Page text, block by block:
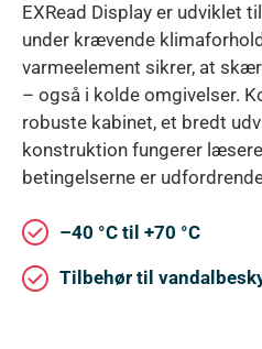
EXRead Display er udviklet
under krævende
varmeelement sikrer, at
– også i kolde omgivelser.
robuste kabinet, et bredt
konstruktion fungerer
betingelserne er
–40 °C til +70 °C
Tilbehør til